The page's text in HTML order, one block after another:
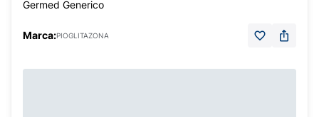
Germed Generico
Marca:PIOGLITAZONA